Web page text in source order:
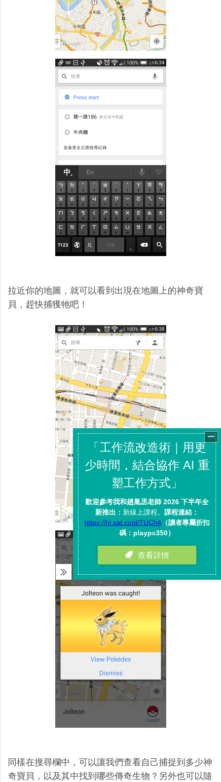
拉近你的地圖，就可以看到出現在地圖上的神奇寶
貝，趕快捕獲牠吧！
同樣在搜尋欄中，可以讓我們查看自己捕捉到多少神
奇寶貝，以及其中找到哪些傳奇生物？另外也可以隨